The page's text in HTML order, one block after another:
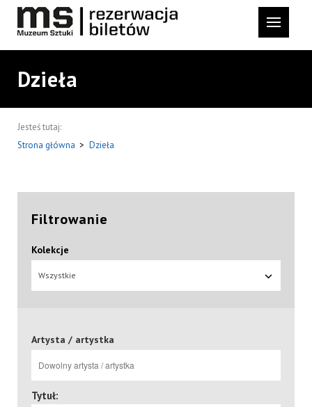
Dzieła
Jesteś tutaj:
Strona główna > Dzieła
Filtrowanie
Kolekcje
Wszystkie
Artysta / artystka
Tytuł: